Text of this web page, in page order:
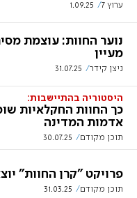
ערוץ 7 1.09.25
נוער החוות: עוצמת
מעיין
ניצן קידר 31.07.25
היסטוריה בהתיישבות:
כך החוות החקלאיות
אדמות המדינה
תוכן מקודם 30.07.25
פרויקט "קרן החוות"
תוכן מקודם 31.03.25